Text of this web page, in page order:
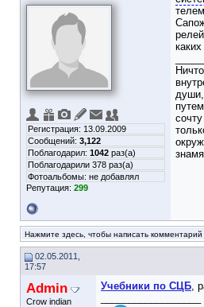
Регистрация: 13.09.2009
Сообщений: 3,122
Поблагодарил: 1042 раз(а)
Поблагодарили 378 раз(а)
Фотоальбомы: не добавлял
Репутация: 299
Нажмите здесь, чтобы написать
02.05.2011,
17:57
Admin
Crow indian
Учебники по СЦБ,